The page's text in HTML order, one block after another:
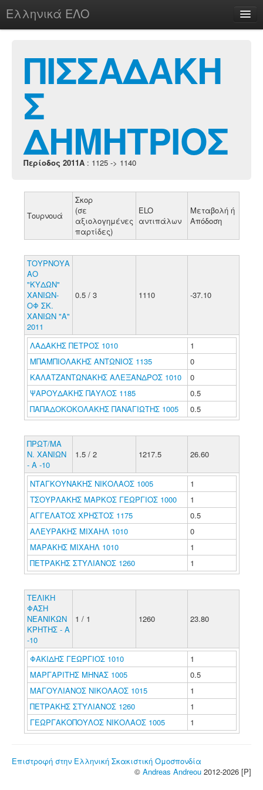
Ελληνικά ΕΛΟ
chesstu.be @ discord
Login
ΠΙΣΣΑΔΑΚΗ
Σ
ΔΗΜΗΤΡΙΟΣ
Περίοδος 2011A : 1125 -> 1140
Τουρνουά
Σκορ
(σε
αξιολογημένες
παρτίδες)
ELO
αντιπάλων
Μεταβολή ή
Απόδοση
ΤΟΥΡΝΟΥΑ
ΑΟ
"ΚΥΔΩΝ"
ΧΑΝΙΩΝ-
ΟΦ ΣΚ.
ΧΑΝΙΩΝ "Α"
2011
0.5 / 3 1110 -37.10
ΛΑΔΑΚΗΣ ΠΕΤΡΟΣ 1010
1
ΜΠΑΜΠΙΟΛΑΚΗΣ ΑΝΤΩΝΙΟΣ 1135
0
ΚΑΛΑΤΖΑΝΤΩΝΑΚΗΣ ΑΛΕΞΑΝΔΡΟΣ 1010
0
ΨΑΡΟΥΔΑΚΗΣ ΠΑΥΛΟΣ 1185
0.5
ΠΑΠΑΔΟΚΟΚΟΛΑΚΗΣ ΠΑΝΑΓΙΩΤΗΣ 1005
0.5
ΠΡΩΤ/ΜΑ
Ν. ΧΑΝΙΩΝ
- Α -10
1.5 / 2 1217.5 26.60
ΝΤΑΓΚΟΥΝΑΚΗΣ ΝΙΚΟΛΑΟΣ 1005
1
ΤΣΟΥΡΛΑΚΗΣ ΜΑΡΚΟΣ ΓΕΩΡΓΙΟΣ 1000
1
ΑΓΓΕΛΑΤΟΣ ΧΡΗΣΤΟΣ 1175
0.5
ΑΛΕΥΡΑΚΗΣ ΜΙΧΑΗΛ 1010
0
ΜΑΡΑΚΗΣ ΜΙΧΑΗΛ 1010
1
ΠΕΤΡΑΚΗΣ ΣΤΥΛΙΑΝΟΣ 1260
1
ΤΕΛΙΚΗ
ΦΑΣΗ
ΝΕΑΝΙΚΩΝ
ΚΡΗΤΗΣ - Α
-10
1 / 1 1260 23.80
ΦΑΚΙΔΗΣ ΓΕΩΡΓΙΟΣ 1010
1
ΜΑΡΓΑΡΙΤΗΣ ΜΗΝΑΣ 1005
0.5
ΜΑΓΟΥΛΙΑΝΟΣ ΝΙΚΟΛΑΟΣ 1015
1
ΠΕΤΡΑΚΗΣ ΣΤΥΛΙΑΝΟΣ 1260
1
ΓΕΩΡΓΑΚΟΠΟΥΛΟΣ ΝΙΚΟΛΑΟΣ 1005
1
Επιστροφή στην Ελληνική Σκακιστική Ομοσπονδία
© Andreas Andreou 2012-2026 [P]